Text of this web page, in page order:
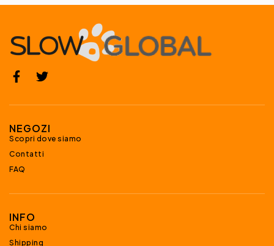
NEGOZI
Scopri dove siamo
Contatti
FAQ
INFO
Chi siamo
Shipping